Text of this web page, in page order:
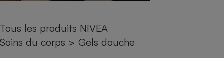
Tous les produits NIVEA
Soins du corps > Gels doucheAssurance emprunteur